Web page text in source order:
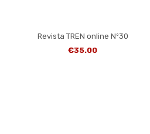
Revista TREN online Nº30
€35.00